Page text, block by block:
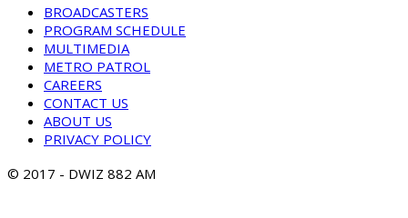
BROADCASTERS
PROGRAM SCHEDULE
MULTIMEDIA
METRO PATROL
CAREERS
CONTACT US
ABOUT US
PRIVACY POLICY
© 2017 - DWIZ 882 AM